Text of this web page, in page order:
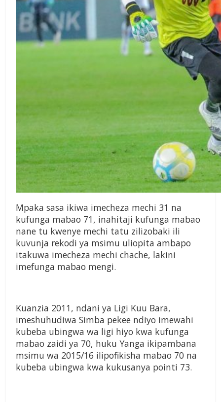
Mpaka sasa ikiwa imecheza mechi 31 na
kufunga mabao 71, inahitaji kufunga mabao
nane tu kwenye mechi tatu zilizobaki ili
kuvunja rekodi ya msimu uliopita ambapo
itakuwa imecheza mechi chache, lakini
imefunga mabao mengi.
Kuanzia 2011, ndani ya Ligi Kuu Bara,
imeshuhudiwa Simba pekee ndiyo imewahi
kubeba ubingwa wa ligi hiyo kwa kufunga
mabao zaidi ya 70, huku Yanga ikipambana
msimu wa 2015/16 ilipofikisha mabao 70 na
kubeba ubingwa kwa kukusanya pointi 73.